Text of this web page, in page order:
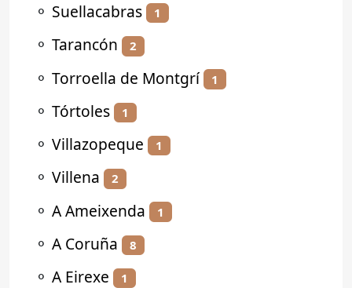
⚬ Suellacabras 1
⚬ Tarancón 2
⚬ Torroella de Montgrí 1
⚬ Tórtoles 1
⚬ Villazopeque 1
⚬ Villena 2
⚬ A Ameixenda 1
⚬ A Coruña 8
⚬ A Eirexe 1